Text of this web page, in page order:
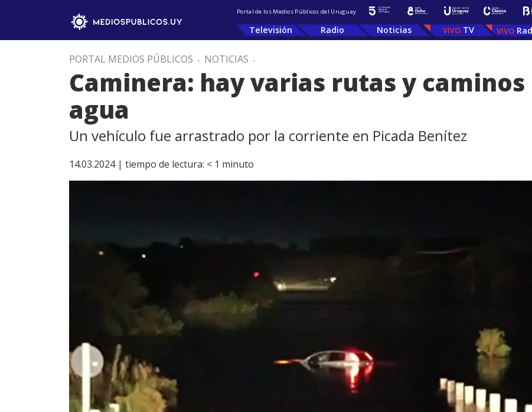
Portal de los Medios Públicos del Uruguay
Televisión Radio Noticias TV
PORTAL MEDIOS PÚBLICOS . NOTICIAS .
Caminera: hay varias rutas y
agua
Un vehículo fue arrastrado por la corriente en Picada Benítez
14.03.2024 | tiempo de lectura: < 1 minuto